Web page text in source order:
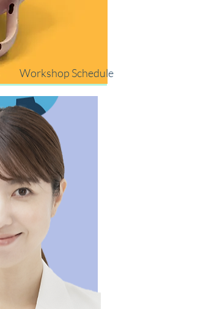
Workshop Schedule